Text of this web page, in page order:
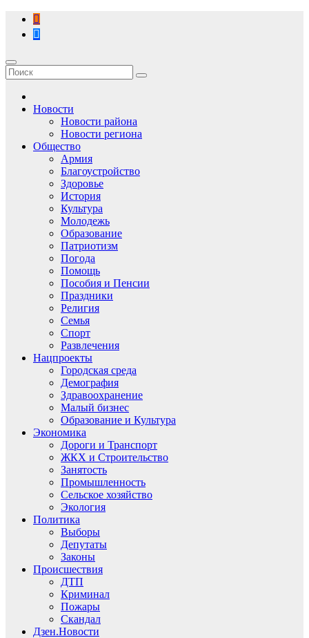
Перейти
содержимому
Новости
Новости района
Новости региона
Общество
Армия
Благоустройство
Здоровье
История
Культура
Молодежь
Образование
Патриотизм
Погода
Помощь
Пособия и Пенсии
Праздники
Религия
Семья
Спорт
Развлечения
Нацпроекты
Городская среда
Демография
Здравоохранение
Малый бизнес
Образование и Культура
Экономика
Дороги и Транспорт
ЖКХ и Строительство
Занятость
Промышленность
Сельское хозяйство
Экология
Политика
Выборы
Депутаты
Законы
Происшествия
ДТП
Криминал
Пожары
Скандал
Дзен.Новости